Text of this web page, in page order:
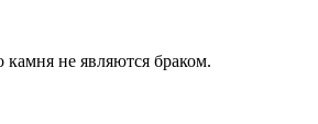
не являются браком.